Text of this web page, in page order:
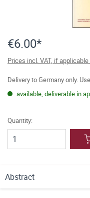
€6.00*
Prices incl. VAT, if
Delivery to Germany only.
available, deliverable in
Quantity:
Abstract